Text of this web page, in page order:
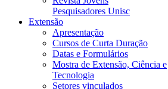
Pesquisadores Unisc
Extensão
Apresentação
Cursos de Curta Duração
Datas e Formulários
Mostra de Extensão, Ciência e
Tecnologia
Setores vinculados